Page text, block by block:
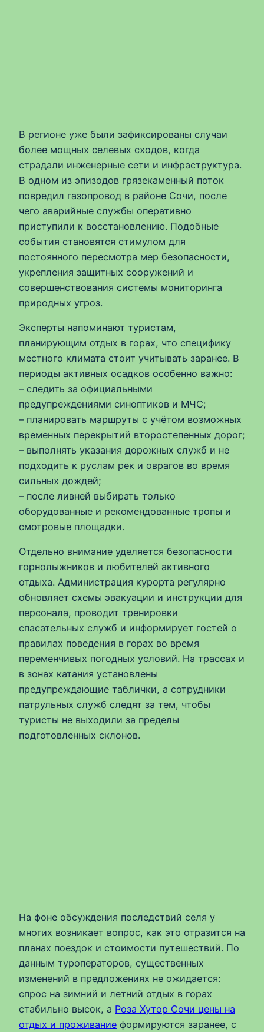
В регионе уже были зафиксированы случаи
более мощных селевых сходов, когда
страдали инженерные сети и инфраструктура.
В одном из эпизодов грязекаменный поток
повредил газопровод в районе Сочи, после
чего аварийные службы оперативно
приступили к восстановлению. Подобные
события становятся стимулом для
постоянного пересмотра мер безопасности,
укрепления защитных сооружений и
совершенствования системы мониторинга
природных угроз.
Эксперты напоминают туристам,
планирующим отдых в горах, что специфику
местного климата стоит учитывать заранее. В
периоды активных осадков особенно важно:
– следить за официальными
предупреждениями синоптиков и МЧС;
– планировать маршруты с учётом возможных
временных перекрытий второстепенных дорог;
– выполнять указания дорожных служб и не
подходить к руслам рек и оврагов во время
сильных дождей;
– после ливней выбирать только
оборудованные и рекомендованные тропы и
смотровые площадки.
Отдельно внимание уделяется безопасности
горнолыжников и любителей активного
отдыха. Администрация курорта регулярно
обновляет схемы эвакуации и инструкции для
персонала, проводит тренировки
спасательных служб и информирует гостей о
правилах поведения в горах во время
переменчивых погодных условий. На трассах и
в зонах катания установлены
предупреждающие таблички, а сотрудники
патрульных служб следят за тем, чтобы
туристы не выходили за пределы
подготовленных склонов.
На фоне обсуждения последствий селя у
многих возникает вопрос, как это отразится на
планах поездок и стоимости путешествий. По
данным туроператоров, существенных
изменений в предложениях не ожидается:
спрос на зимний и летний отдых в горах
стабильно высок, а Роза Хутор Сочи цены на
отдых и проживание формируются заранее, с